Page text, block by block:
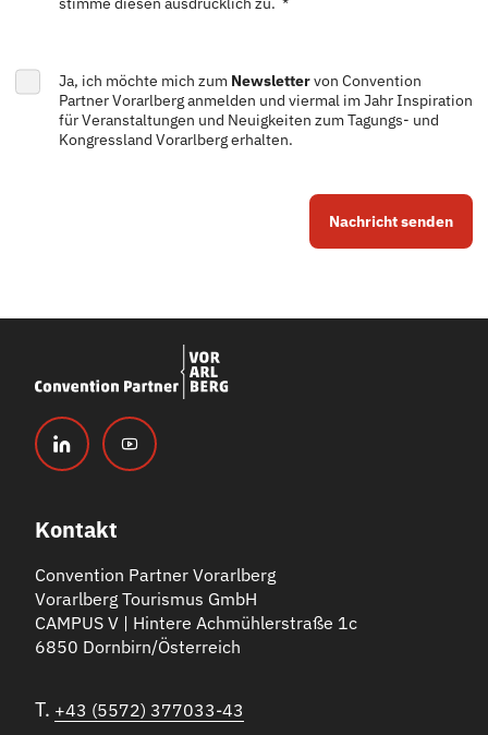
Ja, ich möchte mich zum Newslettervon Convention
Partner Vorarlberg anmelden und viermal im Jahr Inspiration
für Veranstaltungen und Neuigkeiten zum Tagungs- und
Kongressland Vorarlberg erhalten.
Nachricht senden
Kontakt
Convention Partner Vorarlberg
Vorarlberg Tourismus GmbH
CAMPUS V | Hintere Achmühlerstraße 1c
6850 Dornbirn/Österreich
T. +43 (5572) 377033-43